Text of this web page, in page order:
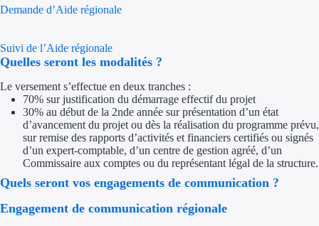
Demande d’Aide régionale
Suivi de l’Aide régionale
Quelles seront les modalités ?
Le versement s’effectue en deux tranches :
70% sur justification du démarrage effectif du projet
30% au début de la 2nde année sur présentation d’un état
d’avancement du projet ou dès la réalisation du programme prévu,
sur remise des rapports d’activités et financiers certifiés ou signés
d’un expert-comptable, d’un centre de gestion agréé, d’un
Commissaire aux comptes ou du représentant légal de la structure.
Quels seront vos engagements de communication ?
Engagement de communication régionale